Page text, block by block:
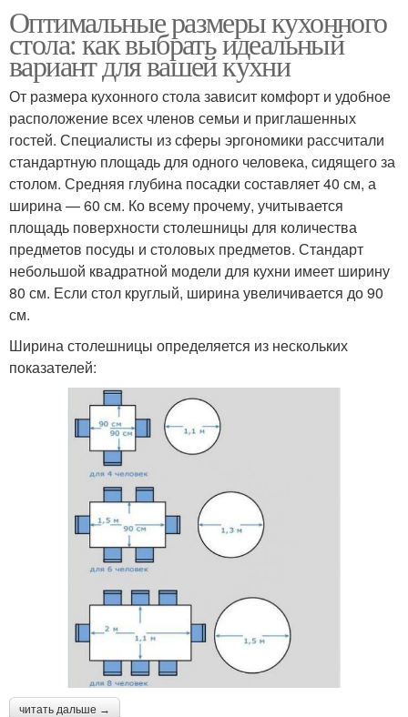
Оптимальные размеры кухонного
стола: как выбрать идеальный
вариант для вашей кухни
От размера кухонного стола зависит комфорт и удобное
расположение всех членов семьи и приглашенных
гостей. Специалисты из сферы эргономики рассчитали
стандартную площадь для одного человека, сидящего за
столом. Средняя глубина посадки составляет 40 см, а
ширина — 60 см. Ко всему прочему, учитывается
площадь поверхности столешницы для количества
предметов посуды и столовых предметов. Стандарт
небольшой квадратной модели для кухни имеет ширину
80 см. Если стол круглый, ширина увеличивается до 90
см.
Ширина столешницы определяется из нескольких
показателей:
читать дальше →